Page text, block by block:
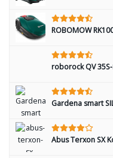
ROBOMOW
roborock QV
Gardena smart
Abus Terxon SX